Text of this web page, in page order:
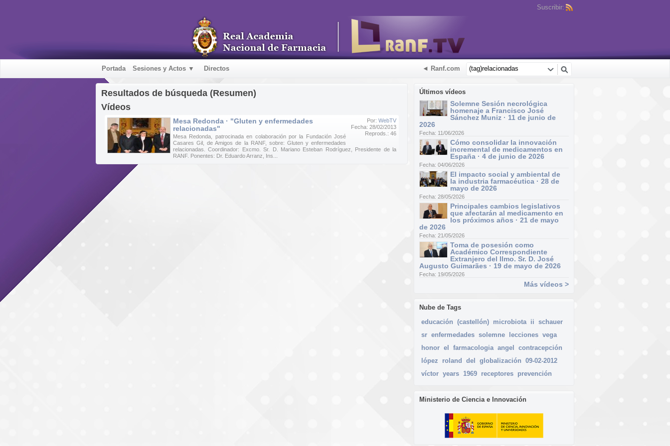
Suscribir:
Portada Sesiones y Actos ▼ Directos ◄ Ranf.com
Últimos vídeos
Solemne Sesión necrológica
homenaje a Francisco José
Sánchez Muniz · 11 de junio de
2026
Fecha: 11/06/2026
Cómo consolidar la innovación
incremental de medicamentos en
España · 4 de junio de 2026
Fecha: 04/06/2026
El impacto social y ambiental de
la industria farmacéutica · 28 de
mayo de 2026
Fecha: 28/05/2026
Principales cambios legislativos
que afectarán al medicamento en
los próximos años · 21 de mayo
de 2026
Fecha: 21/05/2026
Toma de posesión como
Académico Correspondiente
Extranjero del Ilmo. Sr. D. José
Augusto Guimarães · 19 de mayo de 2026
Fecha: 19/05/2026
Más vídeos >
Nube de Tags
educación (castellón) microbiota ii schauer
sr enfermedades solemne lecciones vega
honor el farmacologia angel
contracepción
lópez
roland del globalización 09-02-2012
víctor years 1969 receptores prevención
Ministerio de Ciencia e Innovación
Resultados de búsqueda (Resumen)
Vídeos
Por: WebTV
Fecha: 28/02/2013
Reprods.: 46
Mesa Redonda · "Gluten y enfermedades
relacionadas"
Mesa Redonda, patrocinada en colaboración por la Fundación José
Casares Gil, de Amigos de la RANF, sobre: Gluten y enfermedades
relacionadas. Coordinador: Excmo. Sr. D. Mariano Esteban Rodríguez, Presidente de la
RANF. Ponentes: Dr. Eduardo Arranz, Ins...